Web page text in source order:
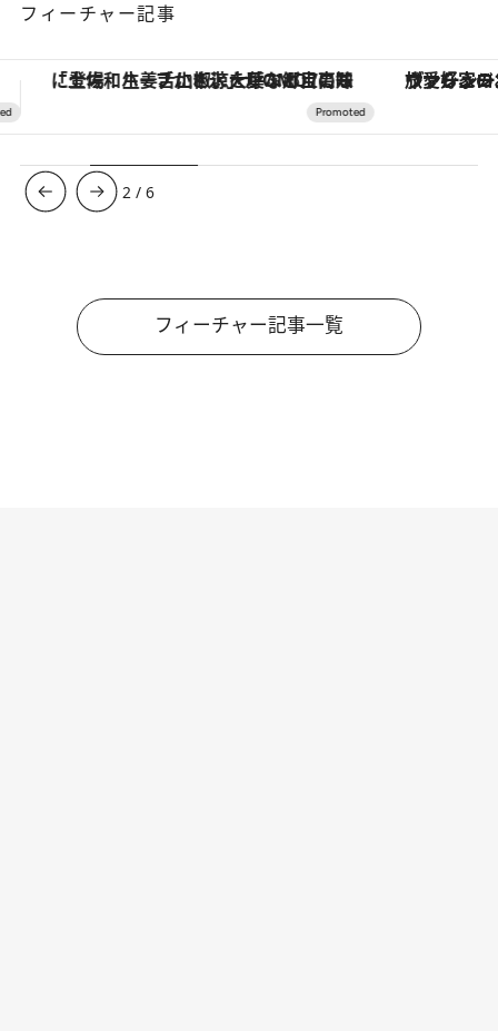
フィーチャー記事
ヴァシュロン・コンスタンタン「オーヴァーシーズ・オートマティック」。旅愛好家のお気に入りコレクションから、ジェンダーレスな新作が登場 【夏限定ディナーコース】旬を
3 /6
フィーチャー記事一覧